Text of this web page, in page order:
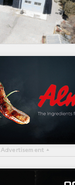
Advertisement ▴